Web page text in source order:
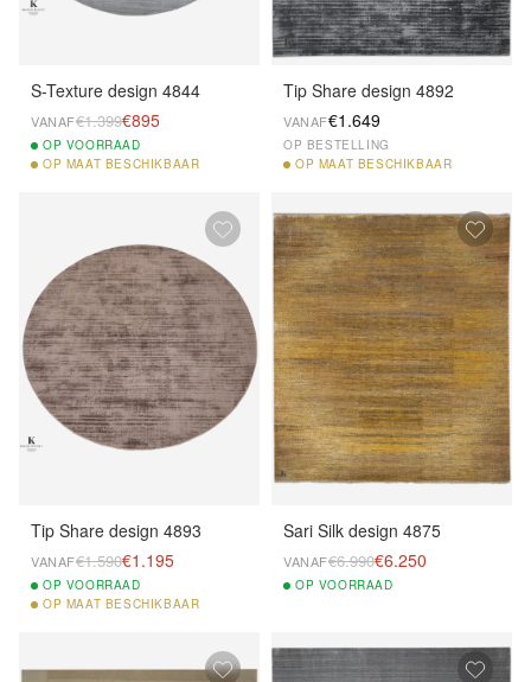
S-Texture design 4844
VANAF€1.399€895
OP VOORRAAD
OP MAAT BESCHIKBAAR
Tip Share design 4892
VANAF€1.649
OP BESTELLING
OP MAAT BESCHIKBAAR
Tip Share design 4893
VANAF€1.590€1.195
OP VOORRAAD
OP MAAT BESCHIKBAAR
Sari Silk design 4875
VANAF€6.990€6.250
OP VOORRAAD